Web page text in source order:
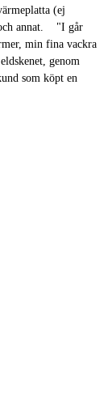
(ej
och annat. "I går
min fina vackra
genom
som köpt en